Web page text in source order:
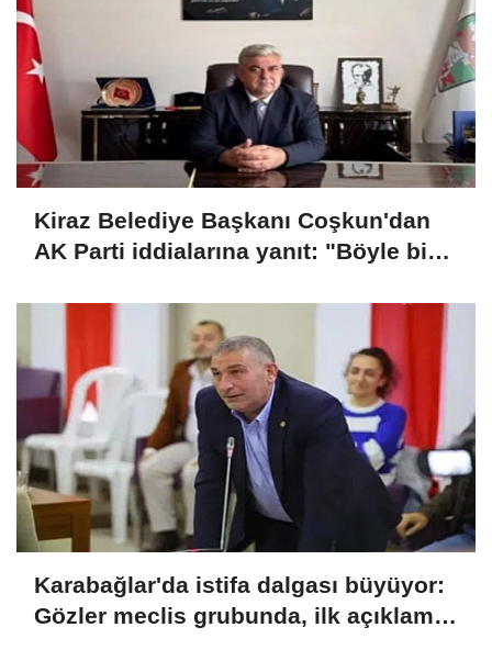
Kiraz Belediye Başkanı Coşkun'dan
AK Parti iddialarına yanıt: "Böyle bir
Karabağlar'da istifa dalgası büyüyor:
Gözler meclis grubunda, ilk açıklama